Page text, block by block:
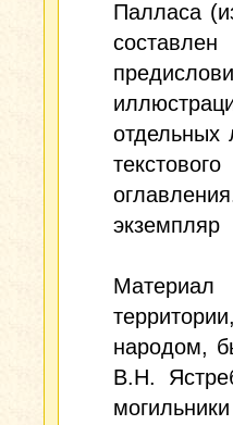
Палласа
отдельных
экземпляр
Материал
народом,
В.Н.